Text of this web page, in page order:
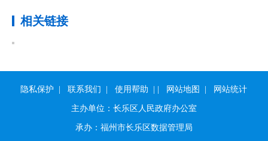
相关链接
隐私保护 联系我们 使用帮助 网站地图 网站统计
主办单位：长乐区人民政府办公室
承办：福州市长乐区数据管理局